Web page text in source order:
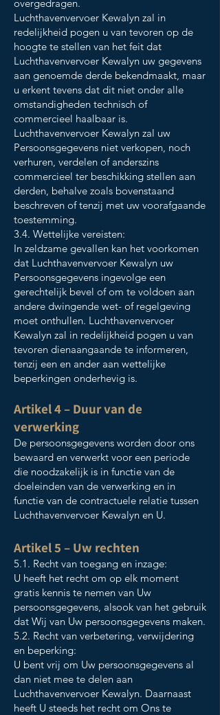
overgedragen.
Luchthavenvervoer Kewalyn zal in
redelijkheid pogen u van tevoren op de
hoogte te stellen van het feit dat
Luchthavenvervoer Kewalyn uw gegevens
aan genoemde derde bekendmaakt, maar
u erkent tevens dat dit niet onder alle
omstandigheden technisch of
commercieel haalbaar is.
Luchthavenvervoer Kewalyn zal uw
Persoonsgegevens niet verkopen, noch
verhuren, verdelen of anderszins
commercieel ter beschikking stellen aan
derden, behalve zoals bovenstaand
beschreven of tenzij met uw voorafgaande
toestemming.
3.4. Wettelijke vereisten:
In zeldzame gevallen kan het voorkomen
dat Luchthavenvervoer Kewalyn uw
Persoonsgegevens ingevolge een
gerechtelijk bevel of om te voldoen aan
andere dwingende wet- of regelgeving
moet onthullen. Luchthavenvervoer
Kewalyn zal in redelijkheid pogen u van
tevoren dienaangaande te informeren,
tenzij een en ander aan wettelijke
beperkingen onderhevig is.
Artikel 4 – Duur van de
verwerking
De persoonsgegevens worden door ons
bewaard en verwerkt voor een periode
die noodzakelijk is in functie van de
doeleinden van de verwerking en in
functie van de contractuele relatie tussen
Luchthavenvervoer Kewalyn en U.
Artikel 5 – Uw rechten
5.1. Recht van toegang en inzage:
U heeft het recht om op elk moment
gratis kennis te nemen van Uw
persoonsgegevens, alsook van het gebruik
dat Wij van Uw persoonsgegevens maken.
5.2. Recht van verbetering, verwijdering
en beperking:
U bent vrij om Uw persoonsgegevens al
dan niet mee te delen aan
Luchthavenvervoer Kewalyn. Daarnaast
heeft U steeds het recht om Ons te